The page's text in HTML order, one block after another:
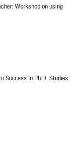
Workshop on using
Success in Ph.D. Studies